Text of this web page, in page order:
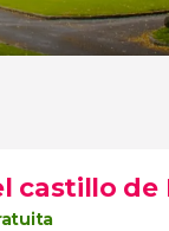
castillo